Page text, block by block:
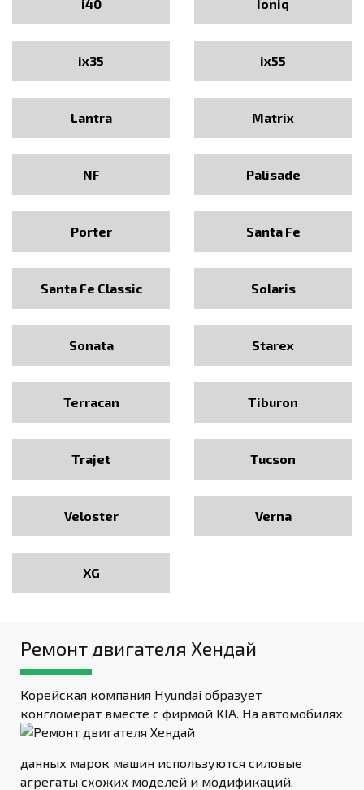
i40 Ioniq
ix35 ix55
Lantra Matrix
NF Palisade
Porter Santa Fe
Santa Fe Classic Solaris
Sonata Starex
Terracan Tiburon
Trajet Tucson
Veloster Verna
XG
Ремонт двигателя Хендай
Корейская компания Hyundai образует
конгломерат вместе с фирмой KIA. На автомобилях
данных марок машин используются силовые
агрегаты схожих моделей и модификаций.